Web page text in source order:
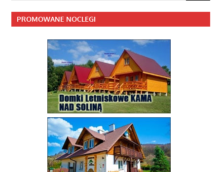
PROMOWANE NOCLEGI